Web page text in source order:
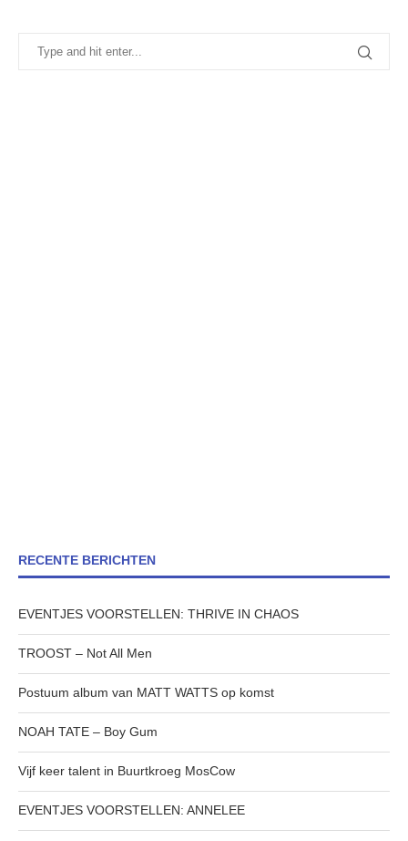
RECENTE BERICHTEN
EVENTJES VOORSTELLEN: THRIVE IN CHAOS
TROOST – Not All Men
Postuum album van MATT WATTS op komst
NOAH TATE – Boy Gum
Vijf keer talent in Buurtkroeg MosCow
EVENTJES VOORSTELLEN: ANNELEE